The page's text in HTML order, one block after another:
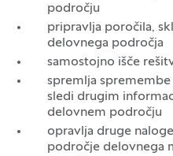
področju
pripravlja poročila,
delovnega področja
samostojno išče
spremlja
sledi drugim
delovnem področju
opravlja druge
področje delovnega